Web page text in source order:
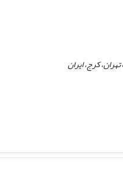
کرج، ایران